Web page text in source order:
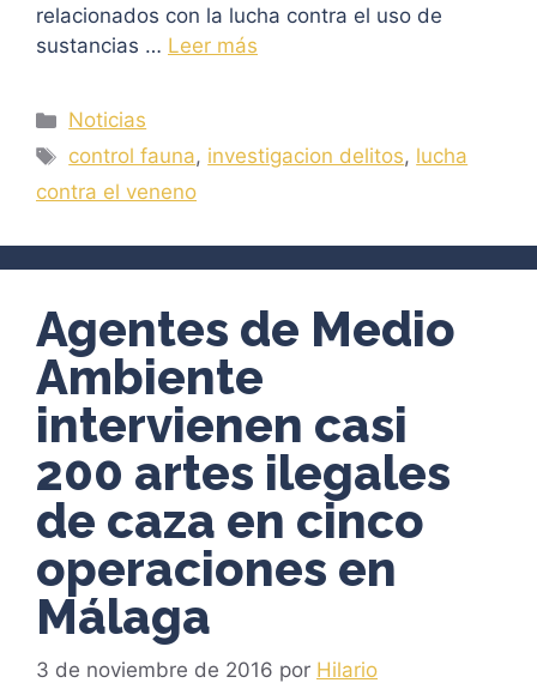
relacionados con la lucha contra el uso de
sustancias … Leer más
Categorías
Noticias
Etiquetas
control fauna, investigacion delitos, lucha
contra el veneno
Agentes de Medio
Ambiente
intervienen casi
200 artes ilegales
de caza en cinco
operaciones en
Málaga
3 de noviembre de 2016 por Hilario